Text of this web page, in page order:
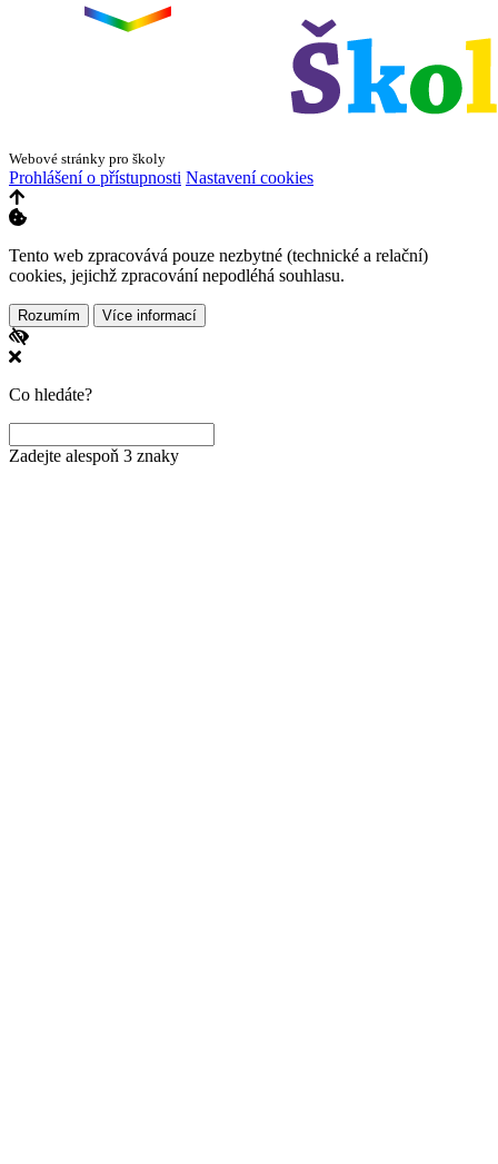
Webové stránky pro školy
Prohlášení o přístupnosti Nastavení cookies
Tento web zpracovává pouze nezbytné (technické a relační)
cookies, jejichž zpracování nepodléhá souhlasu.
Rozumím Více informací
Co hledáte?
Zadejte alespoň 3 znaky